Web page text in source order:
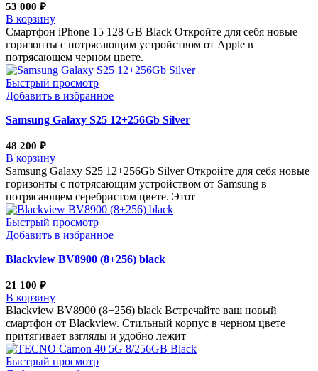
53 000 ₽
В корзину
Смартфон iPhone 15 128 GB Black Откройте для себя новые
горизонты с потрясающим устройством от Apple в
потрясающем черном цвете.
Быстрый просмотр
Добавить в избранное
Samsung Galaxy S25 12+256Gb Silver
48 200 ₽
В корзину
Samsung Galaxy S25 12+256Gb Silver Откройте для себя новые
горизонты с потрясающим устройством от Samsung в
потрясающем серебристом цвете. Этот
Быстрый просмотр
Добавить в избранное
Blackview BV8900 (8+256) black
21 100 ₽
В корзину
Blackview BV8900 (8+256) black Встречайте ваш новый
смартфон от Blackview. Стильный корпус в черном цвете
притягивает взгляды и удобно лежит
Быстрый просмотр